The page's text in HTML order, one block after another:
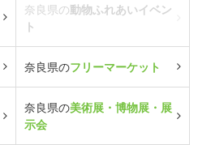
奈良県の動物ふれあいイベン
ト
奈良県のフリーマーケット
奈良県の美術展・博物展・展
示会